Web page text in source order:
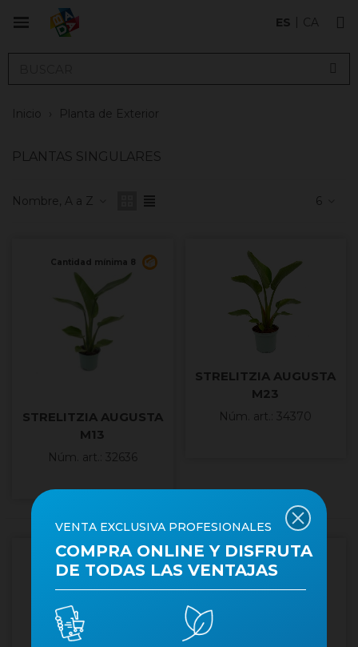
ES CA
Inicio Planta de Exterior
PLANTAS SINGULARES
Nombre, A a Z 6
Cantidad mínima 8
STRELITZIA AUGUSTA
M13
Núm. art.: 32636
STRELITZIA AUGUSTA
M23
Núm. art.: 34370
VENTA EXCLUSIVA PROFESIONALES
COMPRA ONLINE Y DISFRUTA
DE TODAS LAS VENTAJAS